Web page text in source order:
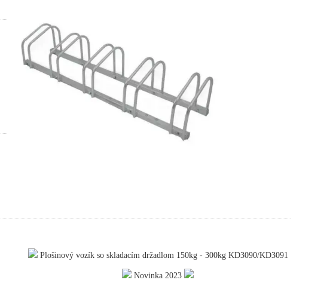
Plošinový vozík so skladacím držadlom 150kg - 300kg KD3090/KD3091
Novinka 2023